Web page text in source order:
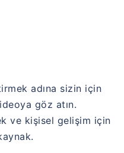
adına sizin için
göz atın.
ve kişisel gelişim için